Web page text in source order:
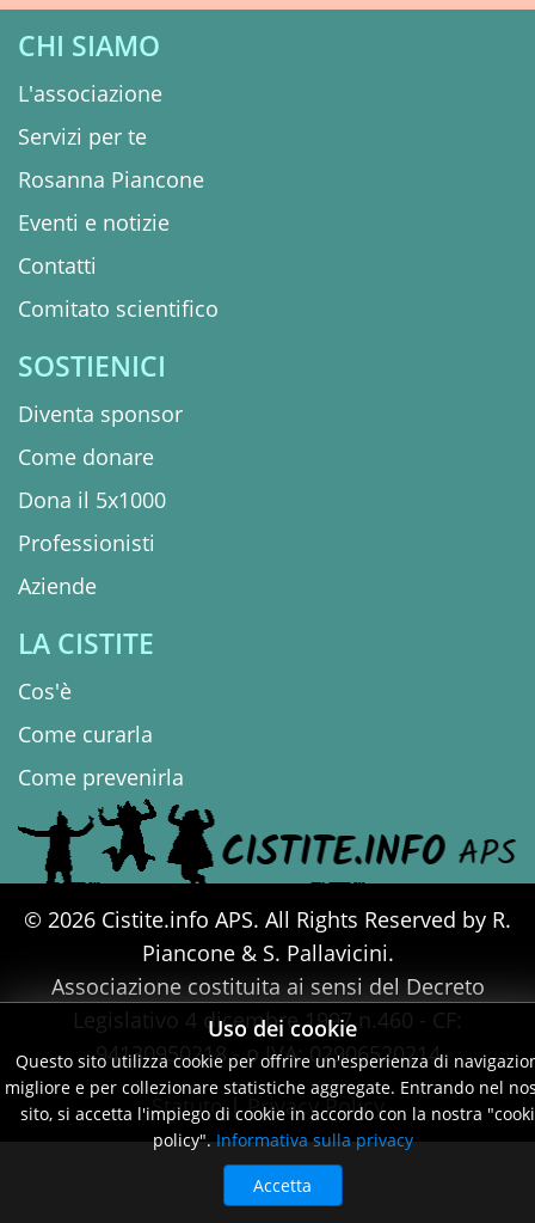
CHI SIAMO
L'associazione
Servizi per te
Rosanna Piancone
Eventi e notizie
Contatti
Comitato scientifico
SOSTIENICI
Diventa sponsor
Come donare
Dona il 5x1000
Professionisti
Aziende
LA CISTITE
Cos'è
Come curarla
Come prevenirla
© 2026 Cistite.info APS. All Rights Reserved by R.
Piancone & S. Pallavicini.
Associazione costituita ai sensi del Decreto
Legislativo 4 dicembre 1997 n.460 - CF:
94130950218 - p.IVA: 02906520214
Statuto|Privacy Policy
Uso dei cookie
Questo sito utilizza cookie per offrire un'esperienza di
migliore e per collezionare statistiche aggregate. Entrando nel
sito, si accetta l'impiego di cookie in accordo con la nostra
policy".Informativa sulla privacy
Accetta